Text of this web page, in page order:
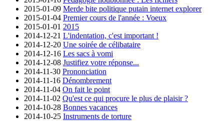
2015-01-09 Merde bite politique putain internet explorer
2015-01-04 Premier cours de l'année : Voeux
2015-01-01 2015
2014-12-21 L'indentation, c'est important !
2014-12-20 Une soirée de célibataire
2014-12-16 Les sacs à vomi
2014-12-08 Justifiez votre réponse...
2014-11-30 Prononciation
2014-11-16 Dénombrement
2014-11-04 On fait le point
2014-11-02 Qu'est ce qui procure le plus de plaisir ?
2014-10-28 Bonnes vacances
2014-10-25 Instruments de torture